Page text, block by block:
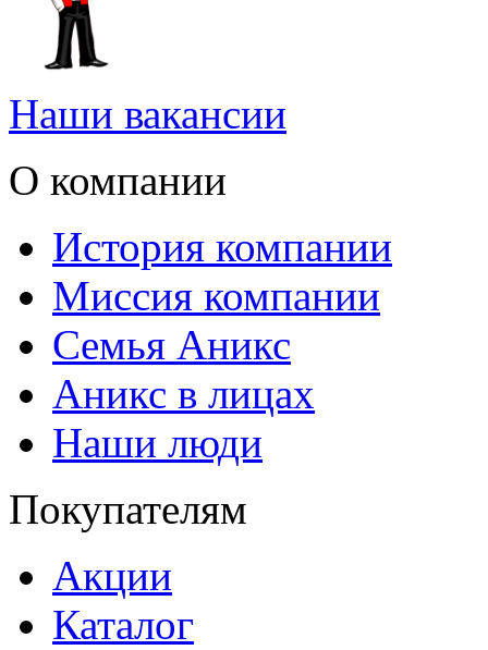
Наши вакансии
О компании
История компании
Миссия компании
Семья Аникс
Аникс в лицах
Наши люди
Покупателям
Акции
Каталог